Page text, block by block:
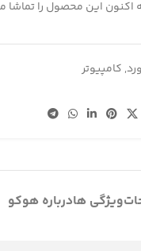
اکنون این محصول را تماشا
, کامپیوتر
ویژگی هادرباره هوکو